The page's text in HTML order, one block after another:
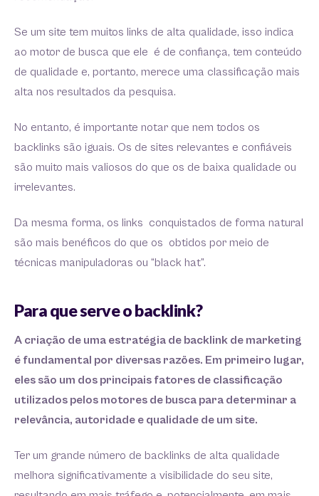
Se um site tem muitos links de alta qualidade, isso indica
ao motor de busca que ele é de confiança, tem conteúdo
de qualidade e, portanto, merece uma classificação mais
alta nos resultados da pesquisa.
No entanto, é importante notar que nem todos os
backlinks são iguais. Os de sites relevantes e confiáveis
são muito mais valiosos do que os de baixa qualidade ou
irrelevantes.
Da mesma forma, os links conquistados de forma natural
são mais benéficos do que os obtidos por meio de
técnicas manipuladoras ou “black hat”.
Para que serve o backlink?
A criação de uma estratégia de backlink de marketing
é fundamental por diversas razões. Em primeiro lugar,
eles são um dos principais fatores de classificação
utilizados pelos motores de busca para determinar a
relevância, autoridade e qualidade de um site.
Ter um grande número de backlinks de alta qualidade
melhora significativamente a visibilidade do seu site,